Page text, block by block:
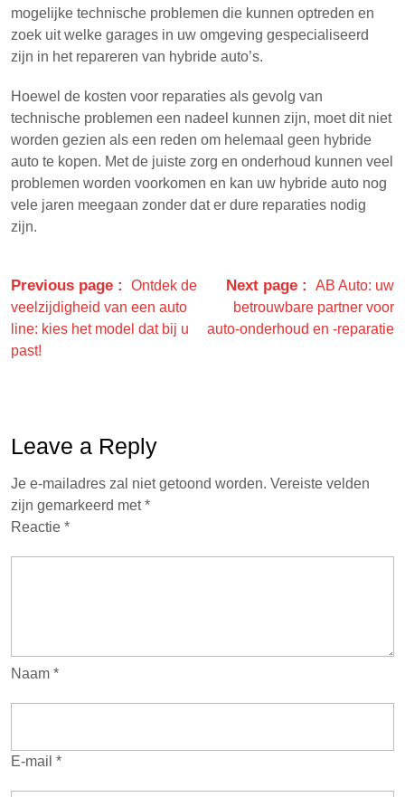
mogelijke technische problemen die kunnen optreden en
zoek uit welke garages in uw omgeving gespecialiseerd
zijn in het repareren van hybride auto’s.
Hoewel de kosten voor reparaties als gevolg van
technische problemen een nadeel kunnen zijn, moet dit niet
worden gezien als een reden om helemaal geen hybride
auto te kopen. Met de juiste zorg en onderhoud kunnen veel
problemen worden voorkomen en kan uw hybride auto nog
vele jaren meegaan zonder dat er dure reparaties nodig
zijn.
Previous page
Ontdek de
veelzijdigheid van een auto
line: kies het model dat bij u
past!
Next page
AB Auto: uw
betrouwbare partner voor
auto-onderhoud en -reparatie
Leave a Reply
Je e-mailadres zal niet getoond worden. Vereiste velden
zijn gemarkeerd met*
Reactie *
Naam *
E-mail *